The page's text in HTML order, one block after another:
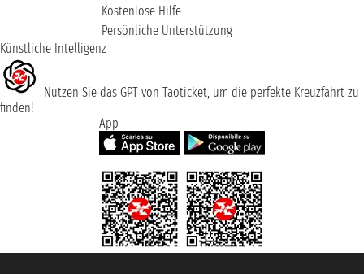
Kostenlose Hilfe
Persönliche Unterstützung
Künstliche Intelligenz
Nutzen Sie das GPT von Taoticket, um die perfekte Kreuzfahrt zu
finden!
App